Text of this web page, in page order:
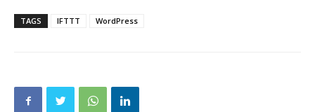
TAGS IFTTT WordPress